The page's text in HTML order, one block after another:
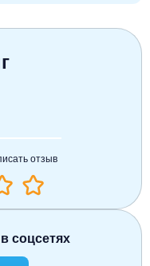
отзыв
соцсетях